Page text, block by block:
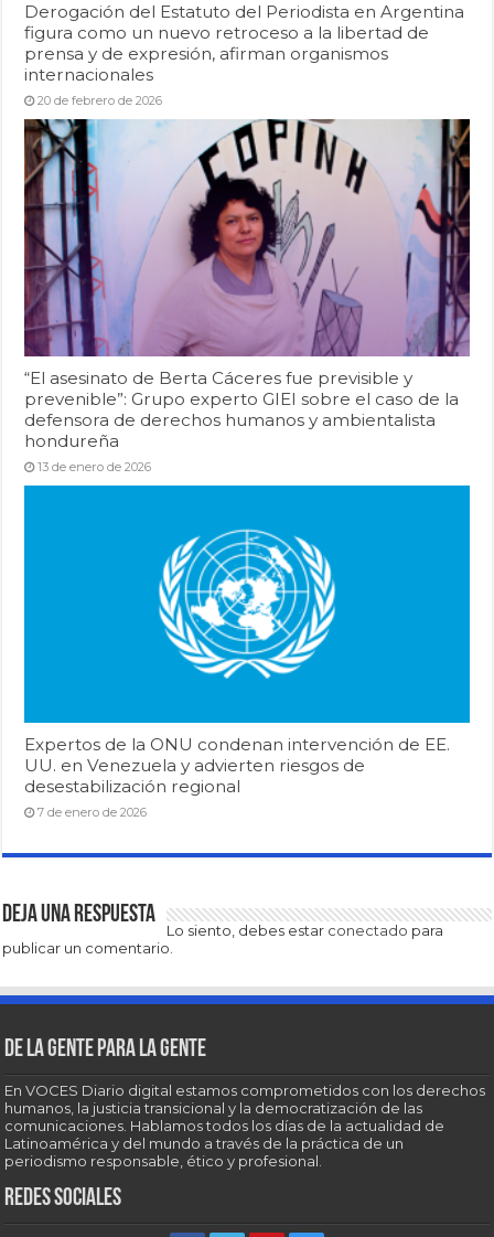
Derogación del Estatuto del Periodista en Argentina
figura como un nuevo retroceso a la libertad de
prensa y de expresión, afirman organismos
internacionales
20 de febrero de 2026
“El asesinato de Berta Cáceres fue previsible y
prevenible”: Grupo experto GIEI sobre el caso de la
defensora de derechos humanos y ambientalista
hondureña
13 de enero de 2026
Expertos de la ONU condenan intervención de EE.
UU. en Venezuela y advierten riesgos de
desestabilización regional
7 de enero de 2026
Deja una respuesta
Lo siento, debes estar conectado para
publicar un comentario.
De la gente para la gente
En VOCES Diario digital estamos comprometidos con los derechos
humanos, la justicia transicional y la democratización de las
comunicaciones. Hablamos todos los días de la actualidad de
Latinoamérica y del mundo a través de la práctica de un
periodismo responsable, ético y profesional.
Redes sociales